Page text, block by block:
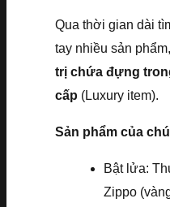
Qua thời gian dài
tay nhiều sản
trị chứa đựng
cấp (Luxury item).
Sản phẩm của
Bật lửa:
Zippo